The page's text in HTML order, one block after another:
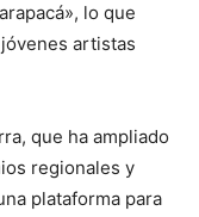
lo que
artistas
que ha ampliado
regionales y
plataforma para